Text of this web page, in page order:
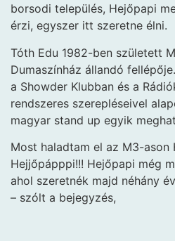
borsodi település, Hejőpapi
érzi, egyszer itt szeretne élni.
Tóth Edu 1982-ben született
Dumaszínház állandó
a Showder Klubban és a
rendszeres szerepléseivel
magyar stand up egyik
Most haladtam el az M3-ason
Hejjőpápppi!!! Hejőpapi még
ahol szeretnék majd néhány
– szólt a bejegyzés,